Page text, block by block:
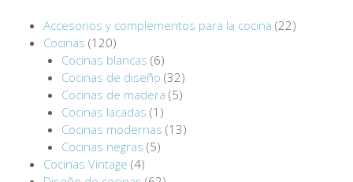
Accesorios y complementos para la cocina (22)
Cocinas (120)
Cocinas blancas (6)
Cocinas de diseño (32)
Cocinas de madera (5)
Cocinas lacadas (1)
Cocinas modernas (13)
Cocinas negras (5)
Cocinas Vintage (4)